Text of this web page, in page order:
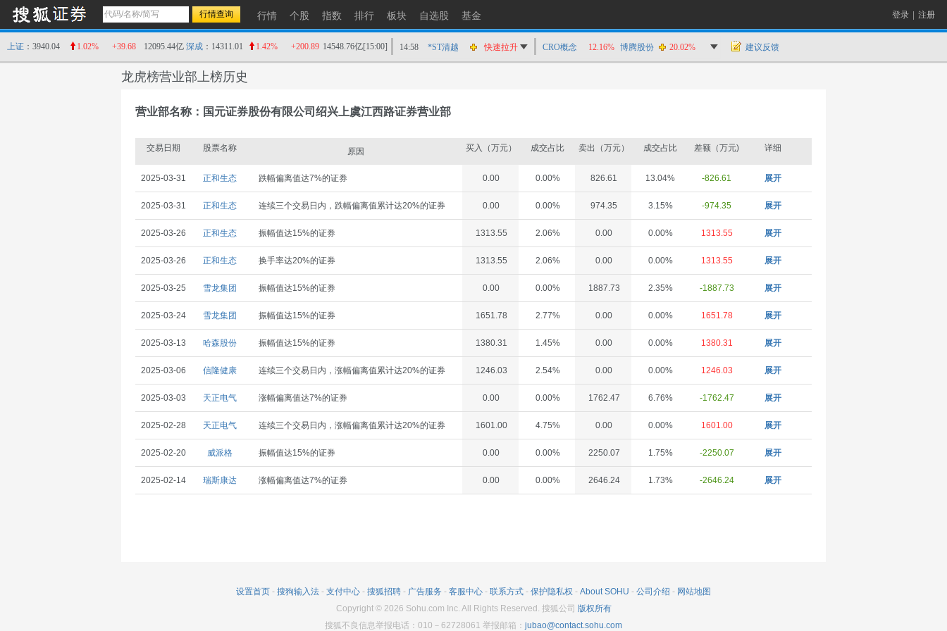
行情 个股 指数 排行 板块 自选股 基金 登录 注册
上证 ：3940.04 1.02% +39.68 12095.44亿 深成 ：14311.01 1.42% +200.89 14548.76亿[15:00] 14:58 *ST清越
快速拉升
14:56
金凯生科
跌停
14:54
永安药业
快速拉升
CRO概念 12.16% 博腾股份 20.02% 建议反馈
龙虎榜营业部上榜历史
营业部名称：国元证券股份有限公司绍兴上虞江西路证券营业部
交易日期 股票名称 原因 买入（万元） 成交占比 卖出（万元） 成交占比 差额（万元) 详细
2025-03-31 正和生态 跌幅偏离值达7%的证券 0.00 0.00% 826.61 13.04% -826.61 展开
2025-03-31 正和生态 连续三个交易日内，跌幅偏离值累计达20%的证券 0.00 0.00% 974.35 3.15% -974.35 展开
2025-03-26 正和生态 振幅值达15%的证券 1313.55 2.06% 0.00 0.00% 1313.55 展开
2025-03-26 正和生态 换手率达20%的证券 1313.55 2.06% 0.00 0.00% 1313.55 展开
2025-03-25 雪龙集团 振幅值达15%的证券 0.00 0.00% 1887.73 2.35% -1887.73 展开
2025-03-24 雪龙集团 振幅值达15%的证券 1651.78 2.77% 0.00 0.00% 1651.78 展开
2025-03-13 哈森股份 振幅值达15%的证券 1380.31 1.45% 0.00 0.00% 1380.31 展开
2025-03-06 信隆健康 连续三个交易日内，涨幅偏离值累计达20%的证券 1246.03 2.54% 0.00 0.00% 1246.03 展开
2025-03-03 天正电气 涨幅偏离值达7%的证券 0.00 0.00% 1762.47 6.76% -1762.47 展开
2025-02-28 天正电气 连续三个交易日内，涨幅偏离值累计达20%的证券 1601.00 4.75% 0.00 0.00% 1601.00 展开
2025-02-20 威派格 振幅值达15%的证券 0.00 0.00% 2250.07 1.75% -2250.07 展开
2025-02-14 瑞斯康达 涨幅偏离值达7%的证券 0.00 0.00% 2646.24 1.73% -2646.24 展开
设置首页 - 搜狗输入法 - 支付中心 - 搜狐招聘 - 广告服务 - 客服中心 - 联系方式 - 保护隐私权 - About SOHU - 公司介绍 - 网站地图
Copyright © 2026 Sohu.com Inc. All Rights Reserved. 搜狐公司 版权所有
搜狐不良信息举报电话：010－62728061 举报邮箱： jubao@contact.sohu.com